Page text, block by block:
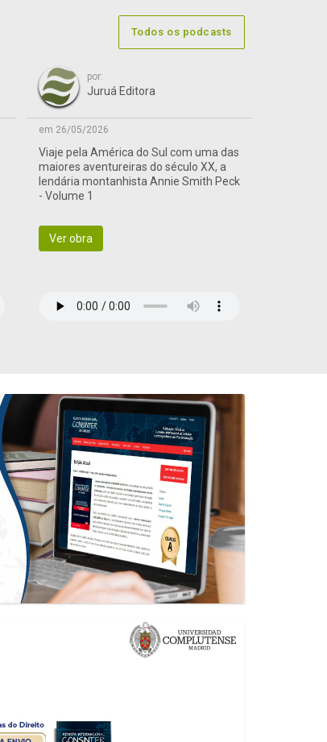
Todos os podcasts
por:
Juruá Editora
em 26/05/2026
Viaje pela América do Sul com uma das
maiores aventureiras do século XX, a
lendária montanhista Annie Smith Peck
- Volume 1
Ver obra